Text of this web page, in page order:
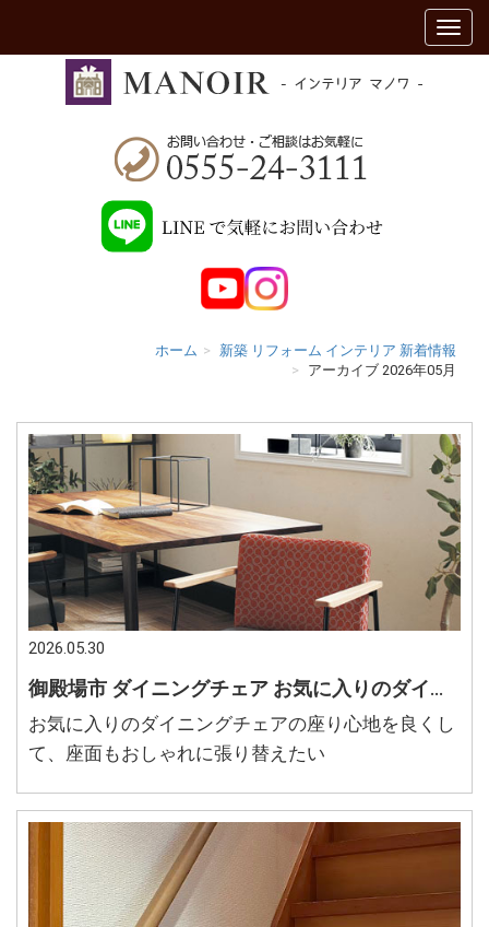
ホーム
新築 リフォーム インテリア 新着情報
アーカイブ 2026年05月
2026.05.30
御殿場市 ダイニングチェア お気に入りのダイニングチェアの座面をおしゃれに張替たい 座り心地が悪くなった椅子を直したい
お気に入りのダイニングチェアの座り心地を良くし
て、座面もおしゃれに張り替えたい